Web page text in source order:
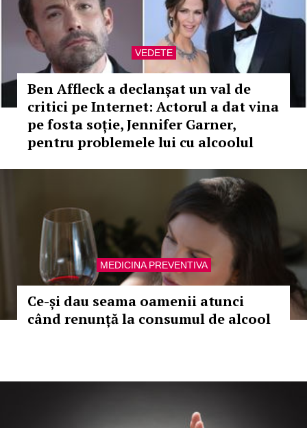
VEDETE
Ben Affleck a declanșat un val de
critici pe Internet: Actorul a dat vina
pe fosta soție, Jennifer Garner,
pentru problemele lui cu alcoolul
MEDICINA PREVENTIVA
Ce-și dau seama oamenii atunci
când renunță la consumul de alcool